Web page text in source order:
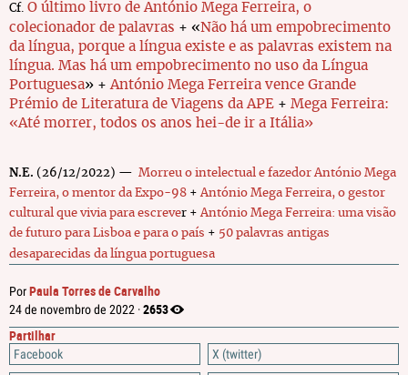
PorPaula Torres de Carvalho
24 de novembro de 2022 ·2653
Partilhar
Facebook
X (twitter)
Cf. O último livro de António Mega Ferreira, o
colecionador de palavras + «Não há um empobrecimento
da língua, porque a língua existe e as palavras existem na
língua. Mas há um empobrecimento no uso da Língua
Portuguesa» +António Mega Ferreira vence Grande
Prémio de Literatura de Viagens da APE + Mega Ferreira:
«Até morrer, todos os anos hei-de ir a Itália»
N.E. (26/12/2022) — Morreu o intelectual e fazedor António Mega
Ferreira, o mentor da Expo-98 +António Mega Ferreira, o gestor
cultural que vivia para escrever +António Mega Ferreira: uma visão
de futuro para Lisboa e para o país + 50 palavras antigas
desaparecidas da língua portuguesa